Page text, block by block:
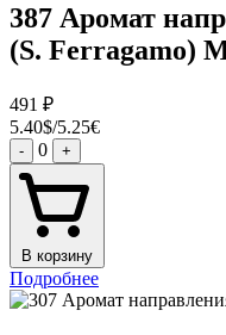
387 Аромат
(S. Ferragamo)
491 ₽
5.40$/5.25€
- 0 +
В корзину
Подробнее